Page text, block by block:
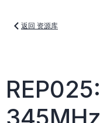
返回 资源库